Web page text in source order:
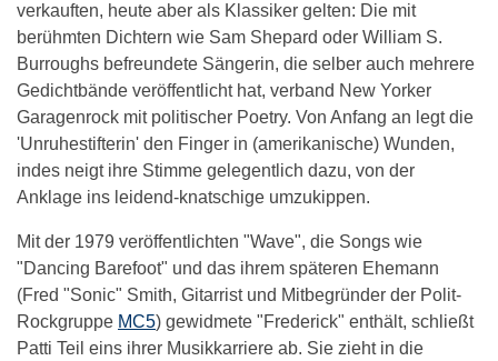
verkauften, heute aber als Klassiker gelten: Die mit
berühmten Dichtern wie Sam Shepard oder William S.
Burroughs befreundete Sängerin, die selber auch mehrere
Gedichtbände veröffentlicht hat, verband New Yorker
Garagenrock mit politischer Poetry. Von Anfang an legt die
'Unruhestifterin' den Finger in (amerikanische) Wunden,
indes neigt ihre Stimme gelegentlich dazu, von der
Anklage ins leidend-knatschige umzukippen.
Mit der 1979 veröffentlichten "Wave", die Songs wie
"Dancing Barefoot" und das ihrem späteren Ehemann
(Fred "Sonic" Smith, Gitarrist und Mitbegründer der Polit-
Rockgruppe MC5) gewidmete "Frederick" enthält, schließt
Patti Teil eins ihrer Musikkarriere ab. Sie zieht in die